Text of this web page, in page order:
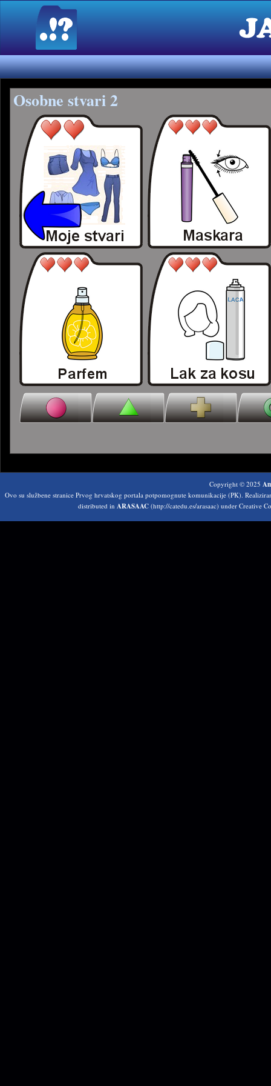
Osobne stvari 2
Copyright © 2025
Ovo su službene stranice Prvog hrvatskog portala potpomognute komunikacije (PK).
distributed in ARASAAC (http://catedu.es/arasaac) under Creative